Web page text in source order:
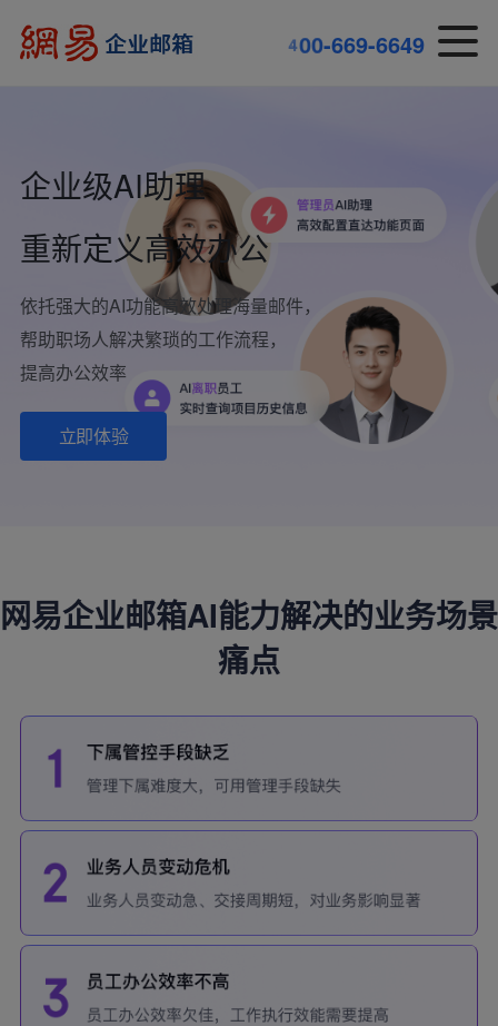
400-669-664 9
6 6 4 9
企业级AI助理
重新定义高效办公
依托强大的AI功能高效处理海量邮件，
帮助职场人解决繁琐的工作流程，
提高办公效率
立即体验
网易企业邮箱AI能力解决的业务场景
痛点